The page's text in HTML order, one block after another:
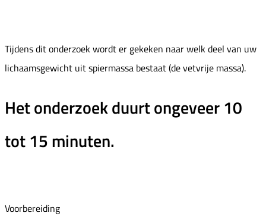
Tijdens dit onderzoek wordt er gekeken naar welk deel van uw
lichaamsgewicht uit spiermassa bestaat (de vetvrije massa).
Het onderzoek duurt ongeveer 10
tot 15 minuten.
Voorbereiding